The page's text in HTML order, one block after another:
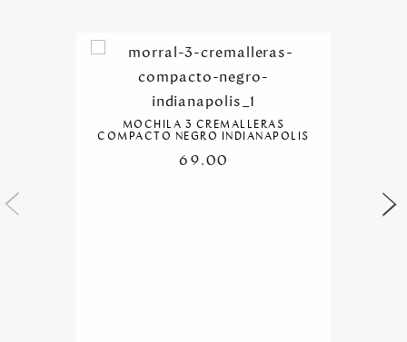
MOCHILA 3 CREMALLERAS
COMPACTO NEGRO INDIANAPOLIS
69.00